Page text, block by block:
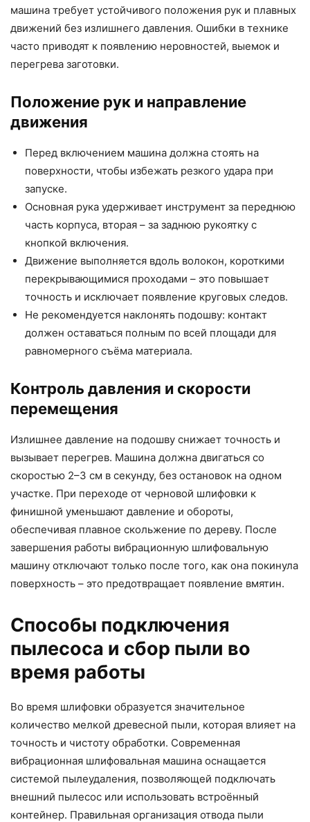
машина требует устойчивого положения рук и плавных
движений без излишнего давления. Ошибки в технике
часто приводят к появлению неровностей, выемок и
перегрева заготовки.
Положение рук и направление
движения
Перед включением машина должна стоять на
поверхности, чтобы избежать резкого удара при
запуске.
Основная рука удерживает инструмент за переднюю
часть корпуса, вторая – за заднюю рукоятку с
кнопкой включения.
Движение выполняется вдоль волокон, короткими
перекрывающимися проходами – это повышает
точность и исключает появление круговых следов.
Не рекомендуется наклонять подошву: контакт
должен оставаться полным по всей площади для
равномерного съёма материала.
Контроль давления и скорости
перемещения
Излишнее давление на подошву снижает точность и
вызывает перегрев. Машина должна двигаться со
скоростью 2–3 см в секунду, без остановок на одном
участке. При переходе от черновой шлифовки к
финишной уменьшают давление и обороты,
обеспечивая плавное скольжение по дереву. После
завершения работы вибрационную шлифовальную
машину отключают только после того, как она покинула
поверхность – это предотвращает появление вмятин.
Способы подключения
пылесоса и сбор пыли во
время работы
Во время шлифовки образуется значительное
количество мелкой древесной пыли, которая влияет на
точность и чистоту обработки. Современная
вибрационная шлифовальная машина оснащается
системой пылеудаления, позволяющей подключать
внешний пылесос или использовать встроённый
контейнер. Правильная организация отвода пыли